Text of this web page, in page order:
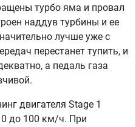
турбо яма и провал
наддув турбины и ее
лучше уже с
перестанет тупить, и
а педаль газа
двигателя Stage 1
0 до 100 км/ч. При